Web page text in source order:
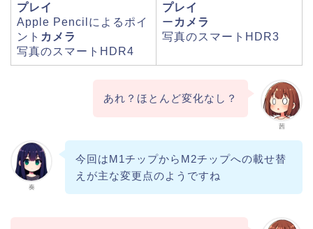
プレイ
Apple Pencilによるポイ
ント カメラ
写真のスマートHDR4
プレイ
ー カメラ
写真のスマートHDR3
茜
あれ？ほとんど変化なし？
奏
今回はM1チップからM2チップへの載せ替
えが主な変更点のようですね